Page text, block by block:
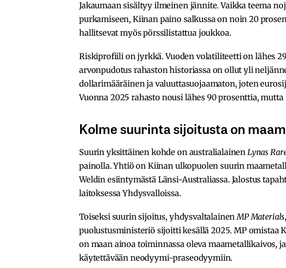
Jakaumaan sisältyy ilmeinen jännite. Vaikka teema
purkamiseen, Kiinan paino salkussa on noin 20
hallitsevat myös pörssilistattua joukkoa.
Riskiprofiili on jyrkkä. Vuoden volatiliteetti on lähes
arvonpudotus rahaston historiassa on ollut yli
dollarimääräinen ja valuuttasuojaamaton, joten
Vuonna 2025 rahasto nousi lähes 90 prosenttia,
Kolme suurinta sijoitusta on
Suurin yksittäinen kohde on australialainen Lynas
painolla. Yhtiö on Kiinan ulkopuolen suurin
Weldin esiintymästä Länsi-Australiassa. Jalostus
laitoksessa Yhdysvalloissa.
Toiseksi suurin sijoitus, yhdysvaltalainenMP Materials
puolustusministeriö sijoitti kesällä 2025. MP omistaa
on maan ainoa toiminnassa oleva maametallikaivos,
käytettävään neodyymi-praseodyymiin.